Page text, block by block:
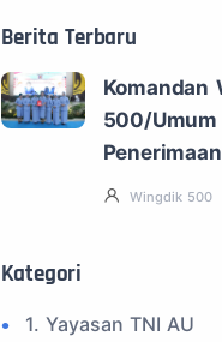
Berita Terbaru
Komandan
500/
Wingdik 500
Kategori
1. Yayasan TNI AU